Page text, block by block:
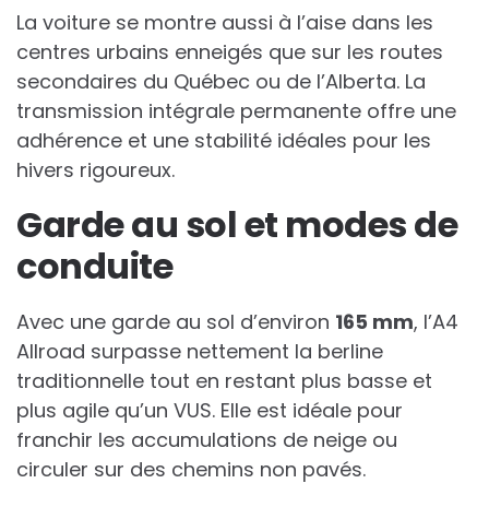
La voiture se montre aussi à l’aise dans les
centres urbains enneigés que sur les routes
secondaires du Québec ou de l’Alberta. La
transmission intégrale permanente offre une
adhérence et une stabilité idéales pour les
hivers rigoureux.
Garde au sol et modes de
conduite
Avec une garde au sol d’environ 165 mm, l’A4
Allroad surpasse nettement la berline
traditionnelle tout en restant plus basse et
plus agile qu’un VUS. Elle est idéale pour
franchir les accumulations de neige ou
circuler sur des chemins non pavés.